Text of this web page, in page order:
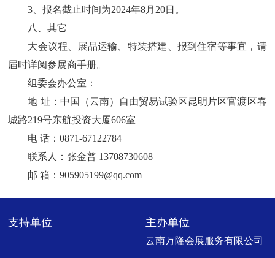
3 、报名截止时间为2024年8月 20日。
八、其它
大会议程 、展品运输、 特装搭建、 报到住宿等事宜 ， 请
届时详阅参展商手册。
组委会办公室：
地 址：中国（云南）自由贸易试验区昆明片区官渡区春
城路219号东航投资大厦606室
电 话：0871-67122784
联系人：张金普 13708730608
邮 箱：905905199@qq.com
支持单位 主办单位
云南万隆会展服务有限公司